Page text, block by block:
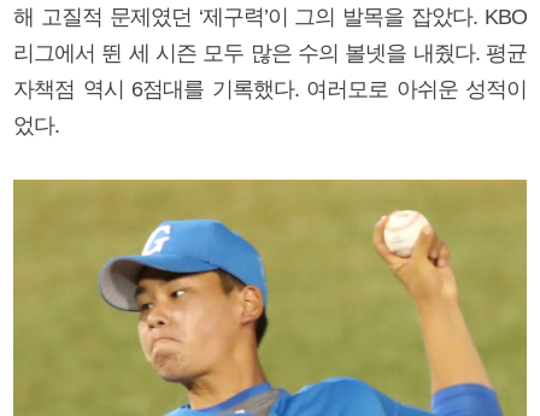
해 고질적 문제였던 ‘제구력’이 그의 발목을 잡았다. KBO
리그에서 뛴 세 시즌 모두 많은 수의 볼넷을 내줬다. 평균
자책점 역시 6점대를 기록했다. 여러모로 아쉬운 성적이
었다.